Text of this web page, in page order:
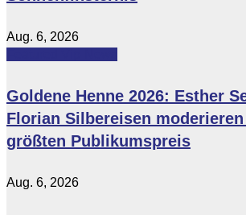
Aug. 6, 2026
Goldene Henne 2026: Esther
Florian Silbereisen
größten Publikumspreis
Aug. 6, 2026